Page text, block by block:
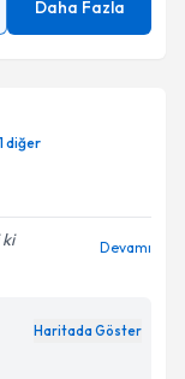
Daha Fazla
1diğer
Devamı
Haritada Göster